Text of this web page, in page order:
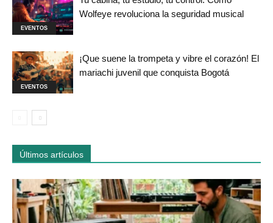
EVENTOS
Wolfeye revoluciona la seguridad musical
EVENTOS
¡Que suene la trompeta y vibre el corazón! El
mariachi juvenil que conquista Bogotá
Últimos artículos